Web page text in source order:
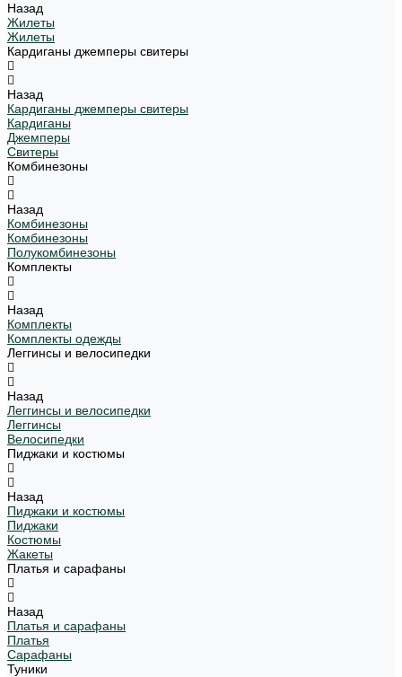
Назад
Жилеты
Жилеты
Кардиганы джемперы свитеры
Назад
Кардиганы джемперы свитеры
Кардиганы
Джемперы
Свитеры
Комбинезоны
Назад
Комбинезоны
Комбинезоны
Полукомбинезоны
Комплекты
Назад
Комплекты
Комплекты одежды
Леггинсы и велосипедки
Назад
Леггинсы и велосипедки
Леггинсы
Велосипедки
Пиджаки и костюмы
Назад
Пиджаки и костюмы
Пиджаки
Костюмы
Жакеты
Платья и сарафаны
Назад
Платья и сарафаны
Платья
Сарафаны
Туники